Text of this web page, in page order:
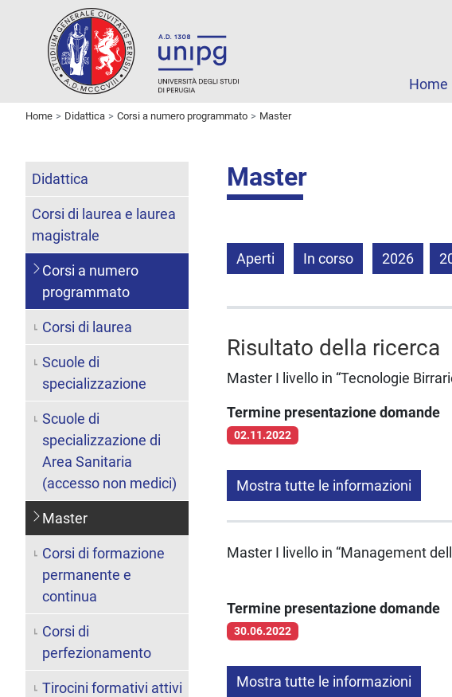
Home
Home Didattica Corsi a numero programmato Master
Master
Aperti In corso 2026
Risultato della ricerca
Master I livello in “Tecnologie
Termine presentazione domande
02.11.2022
Mostra tutte le informazioni
Master I livello in “Management
Termine presentazione domande
30.06.2022
Mostra tutte le informazioni
Didattica
Corsi di laurea e laurea
magistrale
Corsi a numero
programmato
Corsi di laurea
Scuole di
specializzazione
Scuole di
specializzazione di
Area Sanitaria
(accesso non medici)
Master
Corsi di formazione
permanente e
continua
Corsi di
perfezionamento
Tirocini formativi attivi